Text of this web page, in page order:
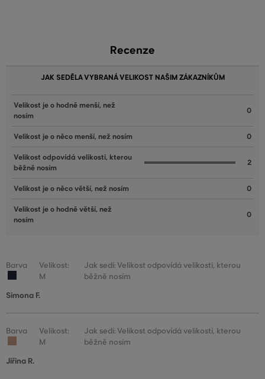
Recenze
JAK SEDĚLA VYBRANÁ VELIKOST NAŠIM ZÁKAZNÍKŮM
Velikost je o hodně menší, než
nosím
0
Velikost je o něco menší, než nosím 0
Velikost odpovídá velikosti, kterou
běžně nosím
2
Velikost je o něco větší, než nosím 0
Velikost je o hodně větší, než
nosím
0
Barva
Velikost:
M
Jak sedí: Velikost odpovídá velikosti, kterou
běžně nosím
Simona F.
Barva
Velikost:
M
Jak sedí: Velikost odpovídá velikosti, kterou
běžně nosím
Jiřina R.